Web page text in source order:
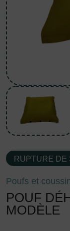
RUPTURE DE
Poufs et
POUF
MODÈLE